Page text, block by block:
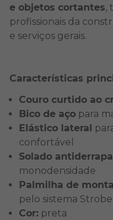
e objetos cortantes,
profissionais da
e serviços gerais.
Características
Couro curtido ao
Bico de aço para
Elástico lateral
confortável
Solado
monodensidade
Palmilha de
pelo sistema Strobel
Cor: preta